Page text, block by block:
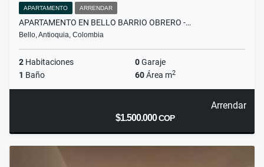
APARTAMENTO ARRENDAR
APARTAMENTO EN BELLO BARRIO OBRERO -…
Bello, Antioquia, Colombia
2 Habitaciones 0Garaje
1 Baño 60Área m2
Arrendar
$1.500.000COP